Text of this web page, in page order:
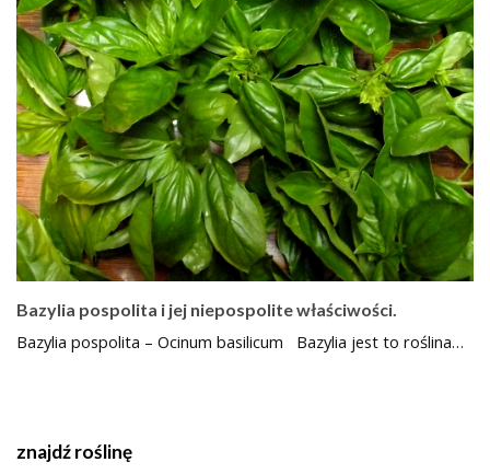
Bazylia pospolita i jej niepospolite właściwości.
Bazylia pospolita – Ocinum basilicum Bazylia jest to roślina…
znajdź roślinę